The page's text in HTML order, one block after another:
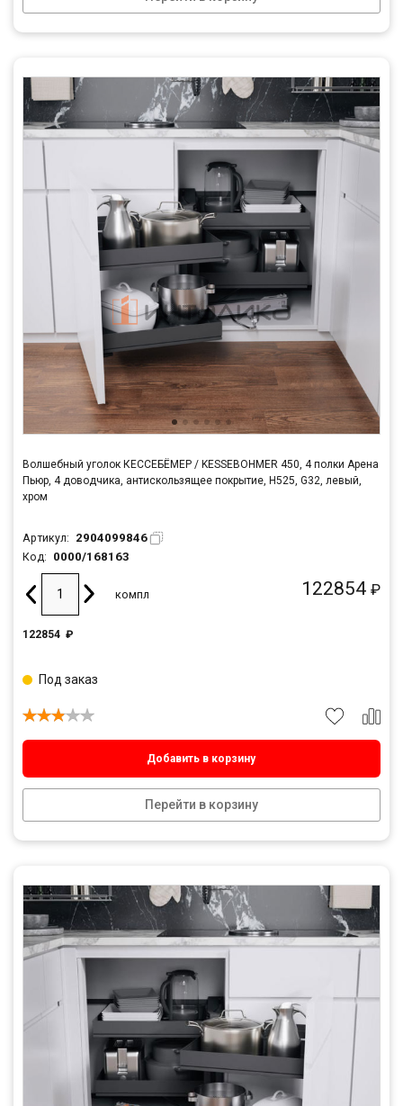
Волшебный уголок КЕССЕБЁМЕР / KESSEBOHMER 450, 4 полки Арена
Пьюр, 4 доводчика, антискользящее покрытие, H525, G32, левый,
хром
Артикул: 2904099846
Код: 0000/168163
122854 ₽
компл
122854 ₽
Добавить в корзину
Перейти в корзину
Под заказ